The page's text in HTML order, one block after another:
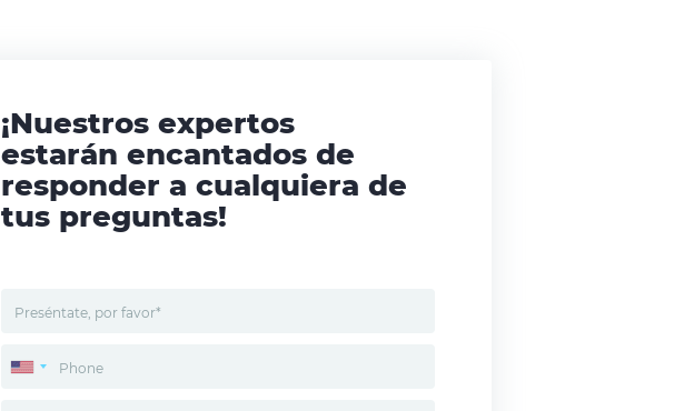
¡Nuestros expertos
estarán encantados de
responder a cualquiera de
tus preguntas!